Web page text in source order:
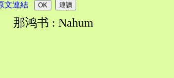
文連結
那鸿书 : Nahum